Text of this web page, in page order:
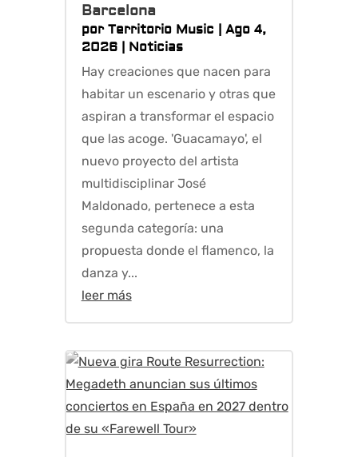
Barcelona
por Territorio Music | Ago 4,
2026| Noticias
Hay creaciones que nacen para
habitar un escenario y otras que
aspiran a transformar el espacio
que las acoge. 'Guacamayo', el
nuevo proyecto del artista
multidisciplinar José
Maldonado, pertenece a esta
segunda categoría: una
propuesta donde el flamenco, la
danza y...
leer más